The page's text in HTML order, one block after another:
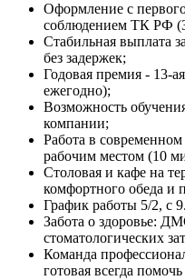
Оформление с
соблюдением ТК РФ
Стабильная выплата
без задержек;
Годовая премия - 13-
ежегодно);
Возможность
компании;
Работа в
рабочим местом (10
Столовая и кафе на
комфортного обеда и
График работы 5/2, с
Забота о здоровье:
стоматологических
Команда
готовая всегда